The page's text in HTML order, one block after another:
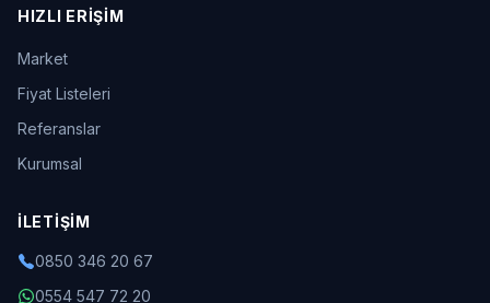
HIZLI ERIŞIM
Market
Fiyat Listeleri
Referanslar
Kurumsal
İLETIŞIM
0850 346 20 67
0554 547 72 20